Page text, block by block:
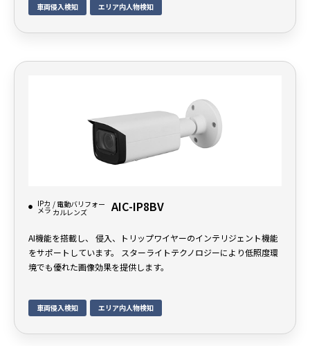
車両侵入検知 エリア内人物検知
IPカ
メラ
/ 電動バリフォー
カルレンズ
AIC-IP8BV
AI機能を搭載し、 侵入、トリップワイヤーのインテリジェント機能
をサポートしています。 スターライトテクノロジーにより低照度環
境でも優れた画像効果を提供します。
車両侵入検知 エリア内人物検知